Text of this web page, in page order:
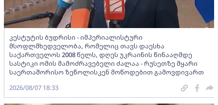
კესტუტის ბუდრისი - იმპერიალისტური
მსოფლმხედველობა, რომელიც თავს დაესხა
საქართველოს 2008 წელს, დღეს უკრაინის წინააღმდე
სასტიკი ომის მამოძრავებელი ძალაა - რუსეთზე მყარი
საერთაშორისო ზეწოლისკენ მოწოდებით გამოვდივართ
2026/08/07 18:33